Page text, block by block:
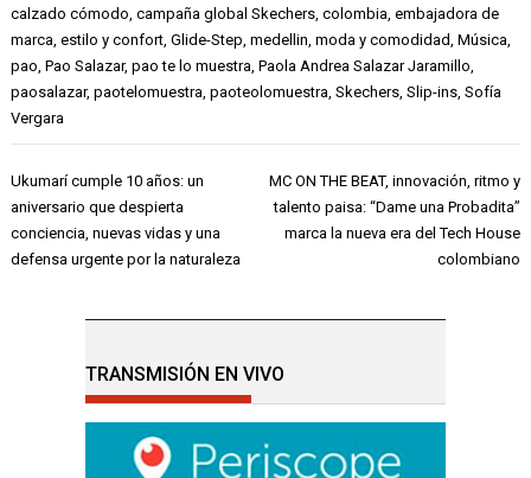
calzado cómodo,campaña global Skechers,colombia,embajadora de
marca,estilo y confort,Glide-Step,medellin,moda y comodidad,Música,
pao,Pao Salazar,pao te lo muestra,Paola Andrea Salazar Jaramillo,
paosalazar,paotelomuestra,paoteolomuestra,Skechers,Slip-ins,Sofía
Vergara
Navegación
de
entradas
Ukumarí cumple 10 años: un
aniversario que despierta
conciencia, nuevas vidas y una
defensa urgente por la naturaleza
MC ON THE BEAT, innovación, ritmo y
talento paisa: “Dame una Probadita”
marca la nueva era del Tech House
colombiano
TRANSMISIÓN EN VIVO